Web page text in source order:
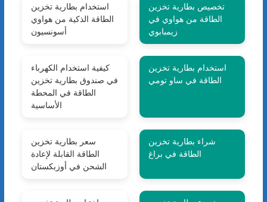
استخدام بطارية تخزين
الطاقة الذكية من هواوي
أسونسيون
تخصيص بطارية تخزين
الطاقة من هواوي في
زيمبابوي
كيفية استخدام الكهرباء
في صندوق بطارية تخزين
الطاقة في المحطة
الأساسية
استخدام بطارية تخزين
الطاقة في ساو تومي
سعر بطارية تخزين
الطاقة القابلة لإعادة
الشحن في أوزبكستان
شراء بطارية تخزين
الطاقة في براغ